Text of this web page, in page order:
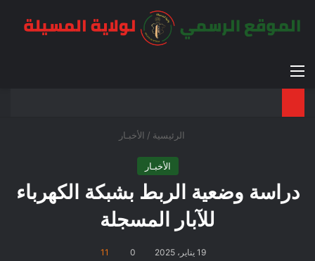
القائمة
الرئيسية / الأخبـار
الأخبـار
دراسة وضعية الربط بشبكة الكهرباء
للآبار المسجلة
19 يناير، 2025 0
11